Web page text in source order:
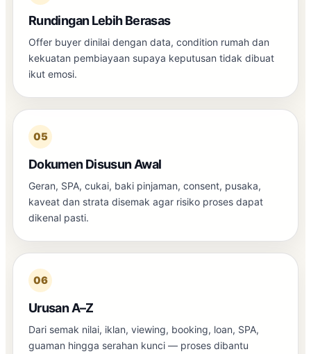
Rundingan Lebih Berasas
Offer buyer dinilai dengan data, condition rumah dan
kekuatan pembiayaan supaya keputusan tidak dibuat
ikut emosi.
05
Dokumen Disusun Awal
Geran, SPA, cukai, baki pinjaman, consent, pusaka,
kaveat dan strata disemak agar risiko proses dapat
dikenal pasti.
06
Urusan A–Z
Dari semak nilai, iklan, viewing, booking, loan, SPA,
guaman hingga serahan kunci — proses dibantu